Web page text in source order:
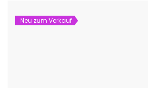
Neu zum Verkauf